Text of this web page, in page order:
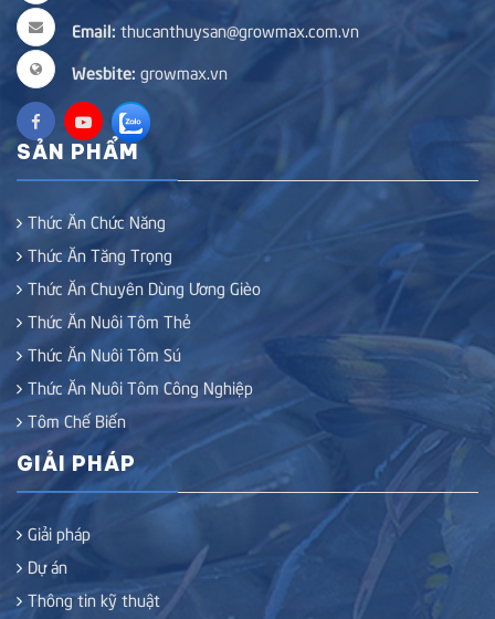
Email: thucanthuysan@growmax.com.vn
Wesbite: growmax.vn
SẢN PHẨM
Thức Ăn Chức Năng
Thức Ăn Tăng Trọng
Thức Ăn Chuyên Dùng Ương Gièo
Thức Ăn Nuôi Tôm Thẻ
Thức Ăn Nuôi Tôm Sú
Thức Ăn Nuôi Tôm Công Nghiệp
Tôm Chế Biến
GIẢI PHÁP
Giải pháp
Dự án
Thông tin kỹ thuật